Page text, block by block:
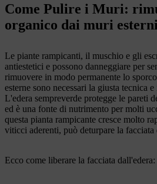
Come Pulire i Muri:
organico dai muri esterni
Le piante rampicanti, il muschio e gli
antiestetici e possono danneggiare per
rimuovere in modo permanente lo
esterne sono necessari la giusta tecnica
L'edera sempreverde protegge le pareti
ed è una fonte di nutrimento per molti
questa pianta rampicante cresce molto
viticci aderenti, può deturpare la facciata
Ecco come liberare la facciata dall'edera: